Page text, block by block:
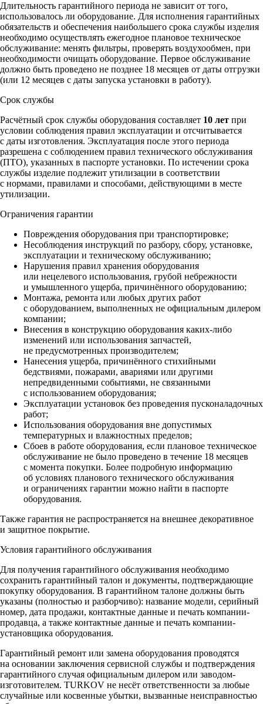
Длительность гарантийного периода не зависит от того,
использовалось ли оборудование. Для исполнения гарантийных
обязательств и обеспечения наибольшего срока службы изделия
необходимо осуществлять ежегодное плановое техническое
обслуживание: менять фильтры, проверять воздухообмен, при
необходимости очищать оборудование. Первое обслуживание
должно быть проведено не позднее 18 месяцев от даты отгрузки
(или 12 месяцев с даты запуска установки в работу).
Срок службы
Расчётный срок службы оборудования составляет 10 лет при
условии соблюдения правил эксплуатации и отсчитывается
с даты изготовления. Эксплуатация после этого периода
разрешена с соблюдением правил технического обслуживания
(ПТО), указанных в паспорте установки. По истечении срока
службы изделие подлежит утилизации в соответствии
с нормами, правилами и способами, действующими в месте
утилизации.
Ограничения гарантии
Повреждения оборудования при транспортировке;
Несоблюдения инструкций по разбору, сбору, установке,
эксплуатации и техническому обслуживанию;
Нарушения правил хранения оборудования
или нецелевого использования, грубой небрежности
и умышленного ущерба, причинённого оборудованию;
Монтажа, ремонта или любых других работ
с оборудованием, выполненных не официальным дилером
компании;
Внесения в конструкцию оборудования каких‑либо
изменений или использования запчастей,
не предусмотренных производителем;
Нанесения ущерба, причинённого стихийными
бедствиями, пожарами, авариями или другими
непредвиденными событиями, не связанными
с использованием оборудования;
Эксплуатации установок без проведения пусконаладочных
работ;
Использования оборудования вне допустимых
температурных и влажностных пределов;
Сбоев в работе оборудования, если плановое техническое
обслуживание не было проведено в течение 18 месяцев
с момента покупки. Более подробную информацию
об условиях планового технического обслуживания
и ограничениях гарантии можно найти в паспорте
оборудования.
Также гарантия не распространяется на внешнее декоративное
и защитное покрытие.
Условия гарантийного обслуживания
Для получения гарантийного обслуживания необходимо
сохранить гарантийный талон и документы, подтверждающие
покупку оборудования. В гарантийном талоне должны быть
указаны (полностью и разборчиво): название модели, серийный
номер, дата продажи, контактные данные и печать компании-
продавца, а также контактные данные и печать компании-
установщика оборудования.
Гарантийный ремонт или замена оборудования проводятся
на основании заключения сервисной службы и подтверждения
гарантийного случая официальным дилером или заводом-
изготовителем. TURKOV не несёт ответственности за любые
случайные или косвенные убытки, вызванные неисправностью